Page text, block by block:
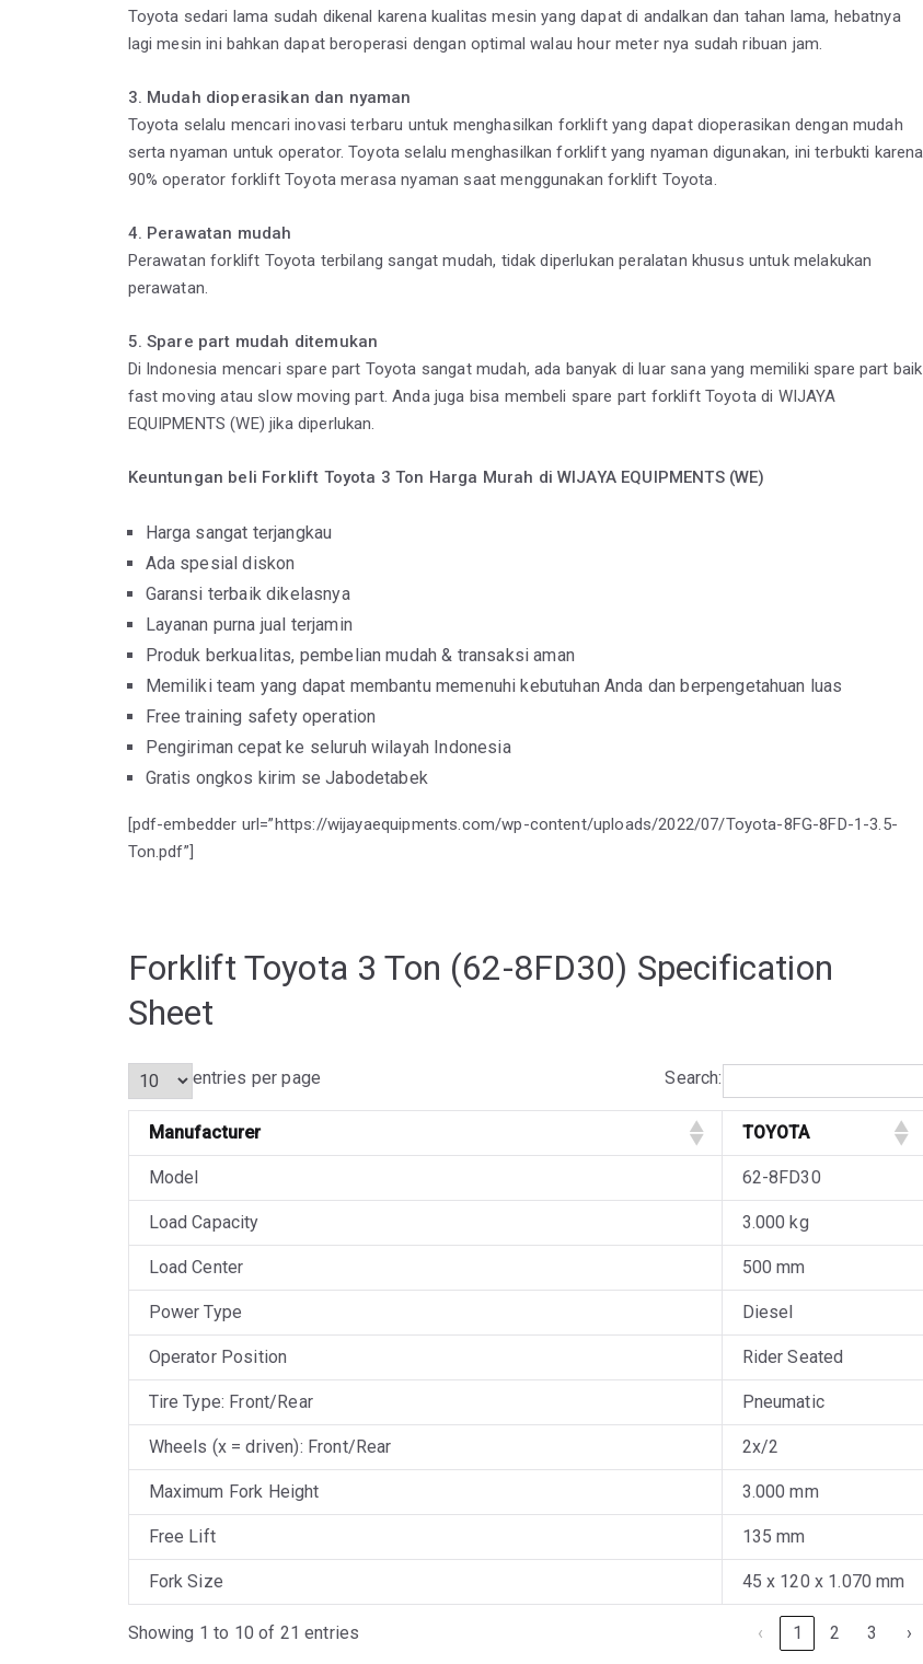
Toyota sedari lama sudah dikenal karena kualitas mesin yang dapat di andalkan dan tahan lama, hebatnya
lagi mesin ini bahkan dapat beroperasi dengan optimal walau hour meter nya sudah ribuan jam.
3. Mudah dioperasikan dan nyaman
Toyota selalu mencari inovasi terbaru untuk menghasilkan forklift yang dapat dioperasikan dengan mudah
serta nyaman untuk operator. Toyota selalu menghasilkan forklift yang nyaman digunakan, ini terbukti karena
90% operator forklift Toyota merasa nyaman saat menggunakan forklift Toyota.
4. Perawatan mudah
Perawatan forklift Toyota terbilang sangat mudah, tidak diperlukan peralatan khusus untuk melakukan
perawatan.
5. Spare part mudah ditemukan
Di Indonesia mencari spare part Toyota sangat mudah, ada banyak di luar sana yang memiliki spare part baik
fast moving atau slow moving part. Anda juga bisa membeli spare part forklift Toyota di WIJAYA
EQUIPMENTS (WE) jika diperlukan.
Keuntungan beli Forklift Toyota 3 Ton Harga Murah di WIJAYA EQUIPMENTS (WE)
Harga sangat terjangkau
Ada spesial diskon
Garansi terbaik dikelasnya
Layanan purna jual terjamin
Produk berkualitas, pembelian mudah & transaksi aman
Memiliki team yang dapat membantu memenuhi kebutuhan Anda dan berpengetahuan luas
Free training safety operation
Pengiriman cepat ke seluruh wilayah Indonesia
Gratis ongkos kirim se Jabodetabek
[pdf-embedder url=”https://wijayaequipments.com/wp-content/uploads/2022/07/Toyota-8FG-8FD-1-3.5-
Ton.pdf”]
Forklift Toyota 3 Ton (62-8FD30) Specification
Sheet
entries per page Search:
Manufacturer TOYOTA
Model 62-8FD30
Load Capacity 3.000 kg
Load Center 500 mm
Power Type Diesel
Operator Position Rider Seated
Tire Type: Front/Rear Pneumatic
Wheels (x = driven): Front/Rear 2x/2
Maximum Fork Height 3.000 mm
Free Lift 135 mm
Fork Size 45 x 120 x 1.070 mm
Showing 1 to 10 of 21 entries ‹ 1 2 3 ›